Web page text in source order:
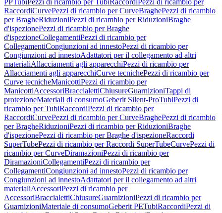
PPTubiPezzi di ricambio per TubiRaccordiPezzi di ricambio per
RaccordiCurvePezzi di ricambio per CurveBraghePezzi di ricambio
per BragheRiduzioniPezzi di ricambio per RiduzioniBraghe
d'ispezionePezzi di ricambio per Braghe
d'ispezioneCollegamentiPezzi di ricambio per
CollegamentiCongiunzioni ad innestoPezzi di ricambio per
Congiunzioni ad innestoAdattatori per il collegamento ad altri
materialiAllacciamenti agli apparecchiPezzi di ricambio per
Allacciamenti agli apparecchiCurve tecnichePezzi di ricambio per
Curve tecnicheManicottiPezzi di ricambio per
ManicottiAccessoriBraccialettiChiusureGuarnizioniTappi di
protezioneMateriali di consumoGeberit Silent-ProTubiPezzi di
ricambio per TubiRaccordiPezzi di ricambio per
RaccordiCurvePezzi di ricambio per CurveBraghePezzi di ricambio
per BragheRiduzioniPezzi di ricambio per RiduzioniBraghe
d'ispezionePezzi di ricambio per Braghe d'ispezioneRaccordi
SuperTubePezzi di ricambio per Raccordi SuperTubeCurvePezzi di
ricambio per CurveDiramazioniPezzi di ricambio per
DiramazioniCollegamentiPezzi di ricambio per
CollegamentiCongiunzioni ad innestoPezzi di ricambio per
Congiunzioni ad innestoAdattatori per il collegamento ad altri
materialiAccessoriPezzi di ricambio per
AccessoriBraccialettiChiusureGuarnizioniPezzi di ricambio per
GuarnizioniMateriale di consumoGeberit PETubiRaccordiPezzi di